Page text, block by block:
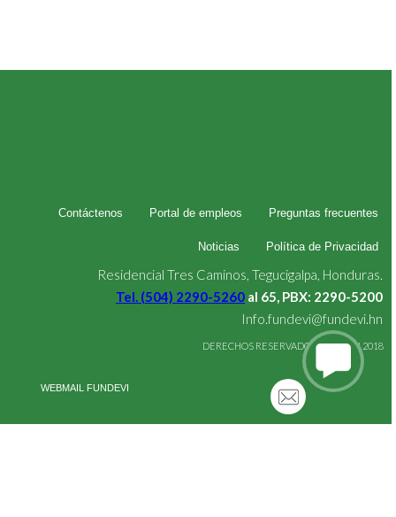
Contáctenos Portal de empleos Preguntas frecuentes
Noticias Política de Privacidad
Residencial Tres Caminos, Tegucigalpa, Honduras.
Tel. (504) 2290-5260 al 65, PBX: 2290-5200
Info.fundevi@fundevi.hn
DERECHOS RESERVADOS FUNDEVI 2018
WEBMAIL FUNDEVI